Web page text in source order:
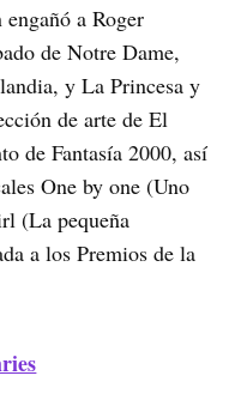
a Roger
de Notre Dame,
y La Princesa y
de arte de El
de Fantasía 2000, así
One by one (Uno
(La pequeña
a los Premios de la